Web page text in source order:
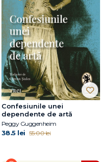
Confesiunile unei
dependente de artă
Peggy Guggenheim
38.5 lei 55.00 lei